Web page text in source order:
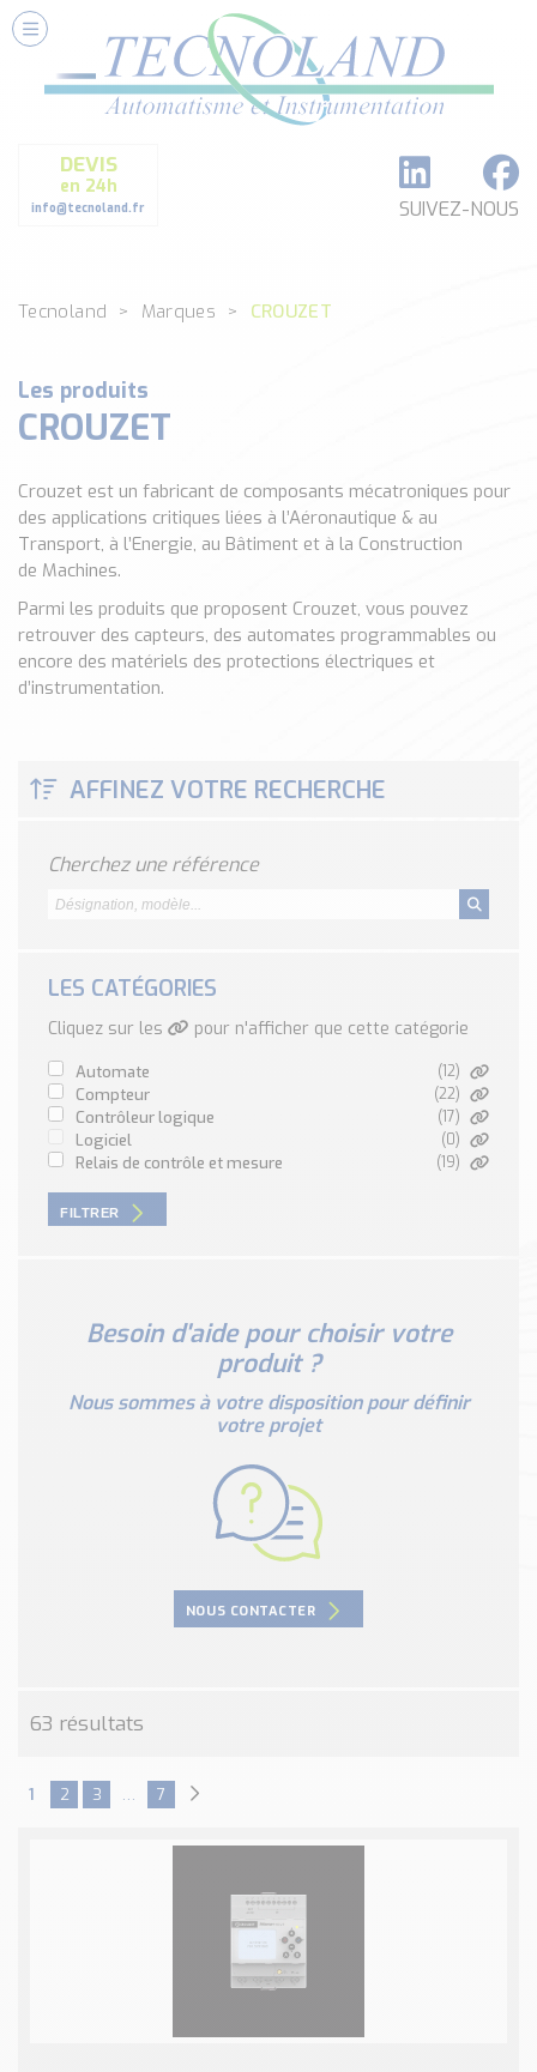
DEVIS
en 24h
info@tecnoland.fr SUIVEZ-NOUS
Nos Services
Conseils et Fourniture
Formation et Assistance
Architecture I-O Link multi fabricants
Classé par catégorie
DETECTION
ANALYSE PHYSICO-CHIMIQUE
SECURITE MACHINE
ENREGISTREUR + ACQUISITION DE DONNEES
Voir toutes les catégories …
Classé par marque
SICK
RED LION
SCHMERSAL
Formulaire sonde température
Convertisseur de pression
Calculateur Chauffage/Liquide/Gaz
Nos Réalisations
Conseils et Actualités
Catalogue des essentiels pour les brasseries et micro-
brasseries
Contact & Devis
Tecnoland Marques CROUZET
Les produits
CROUZET
Crouzet est un fabricant de composants mécatroniques pour
des applications critiques liées à l’Aéronautique & au
Transport, à l’Energie, au Bâtiment et à la Construction
de Machines.
Parmi les produits que proposent Crouzet, vous pouvez
retrouver des capteurs, des automates programmables ou
encore des matériels des protections électriques et
d’instrumentation.
AFFINEZ VOTRE RECHERCHE
Cherchez une référence
LES CATÉGORIES
Cliquez sur les pour n'afficher que cette catégorie
automate (12)
compteur (22)
contrôleur logique (17)
logiciel (0)
relais de contrôle et mesure (19)
FILTRER
Besoin d'aide pour choisir votre
produit ?
Nous sommes à votre disposition pour définir
votre projet
NOUS CONTACTER
63 résultats
1 2 3 … 7